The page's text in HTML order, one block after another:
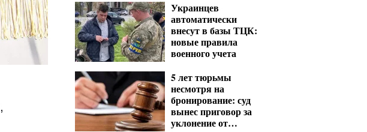
Украинцев
автоматически
внесут в базы ТЦК:
новые правила
военного учета
5 лет тюрьмы
несмотря на
бронирование: суд
вынес приговор за
уклонение от